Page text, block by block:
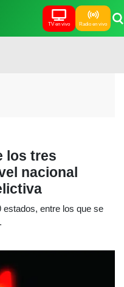
TV en vivo Radio en vivo
los tres
nacional
estados, entre los que se